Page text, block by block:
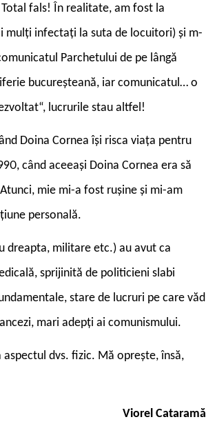
fals! În realitate, am fost la
mulți infectați la suta de locuitori) și m-
Parchetului de pe lângă
bucureșteană, iar comunicatul… o
lucrurile stau altfel!
Doina Cornea își risca viața pentru
când aceeași Doina Cornea era să
mie mi-a fost rușine și mi-am
personală.
dreapta, militare etc.) au avut ca
sprijinită de politicieni slabi
stare de lucruri pe care văd
mari adepți ai comunismului.
dvs. fizic. Mă oprește, însă,
Viorel Cataramă